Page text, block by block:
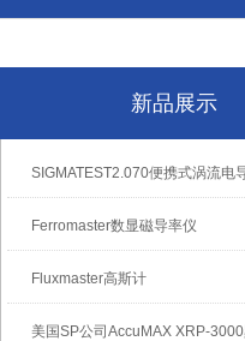
新品展示
SIGMATEST2.070便携式涡流电
Ferromaster数显磁导率仪
Fluxmaster高斯计
美国SP公司AccuMAX XRP-